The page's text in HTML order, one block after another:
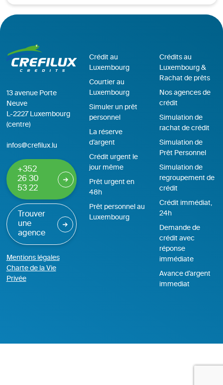
13 avenue Porte
Neuve
L-2227 Luxembourg
(centre)
infos@crefilux.lu
+352
26 30
53 22
Trouver
une
agence
Mentions légales
Charte de la Vie
Privée
Crédit au
Luxembourg
Courtier au
Luxembourg
Simuler un prêt
personnel
La réserve
d’argent
Crédit urgent le
jour même
Prêt urgent en
48h
Prêt personnel au
Luxembourg
Crédits au
Luxembourg &
Rachat de prêts
Nos agences de
crédit
Simulation de
rachat de crédit
Simulation de
Prêt Personnel
Simulation de
regroupement de
crédit
Crédit immédiat,
24h
Demande de
crédit avec
réponse
immédiate
Avance d’argent
immediat